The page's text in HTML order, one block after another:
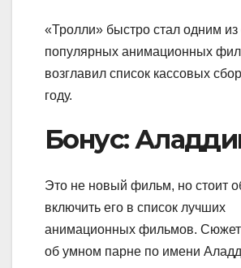
«Тролли» быстро стал одним
популярных анимационных
возглавил список кассовых
году.
Бонус:
Это не новый фильм, но стоит
включить его в список лучших
анимационных фильмов. Сюжет
об умном парне по имени